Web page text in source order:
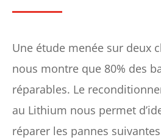
Une étude menée sur deux
nous montre que 80% des
réparables. Le
au Lithium nous permet
réparer les pannes